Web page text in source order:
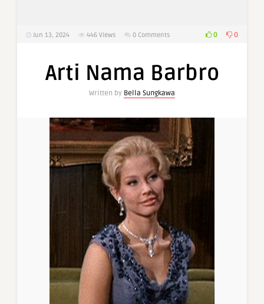
Jun 13, 2024 446 Views 0 Comments 0 0
Arti Nama Barbro
Written by Bella Sungkawa